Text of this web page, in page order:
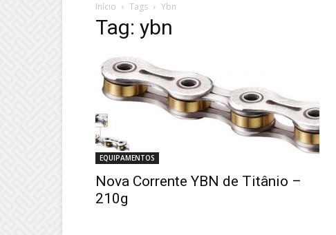
Início Tags Ybn
Tag: ybn
EQUIPAMENTOS
Nova Corrente YBN de Titânio –
210g